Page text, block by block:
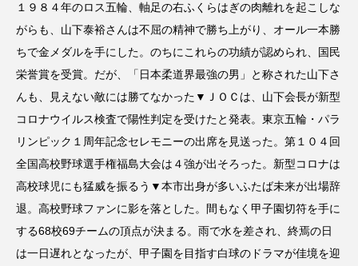
１９８４年のロス五輪、軸足の右ふくらはぎの肉離れを起こしな
がらも、山下泰裕さんは不屈の精神で勝ち上がり、オール一本勝
ちで金メダルを手にした。のちにこれらの功績が認められ、国民
栄誉賞を受賞。だが、「日本柔道界最強の男」と称された山下さ
んも、見えない敵には勝てなかった▼ＪＯＣは、山下会長が新型
コロナウイルス検査で陽性判定を受けたと発表。東京五輪・パラ
リンピック１周年記念セレモニーの出席を見送った。第１０４回
全国高校野球選手権福島大会は４強が出そろった。新型コロナは
高校球児にも猛威を振るう▼本市出身が多いふたば未来が出場辞
退。高校野球ファンに影を落とした。間もなく甲子園切符を手に
する68校69チームの頂点が決まる。雨で水を差され、終焉の日
は一日遅れとなったが、甲子園を目指す白球のドラマが佳境を迎